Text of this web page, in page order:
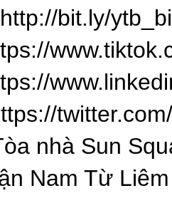
http://bit.ly/
nhà Sun
Nam Từ Liêm